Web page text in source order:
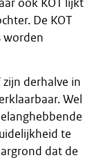
ook KOT lijkt
De KOT
worden
derhalve in
Wel
te
dat de